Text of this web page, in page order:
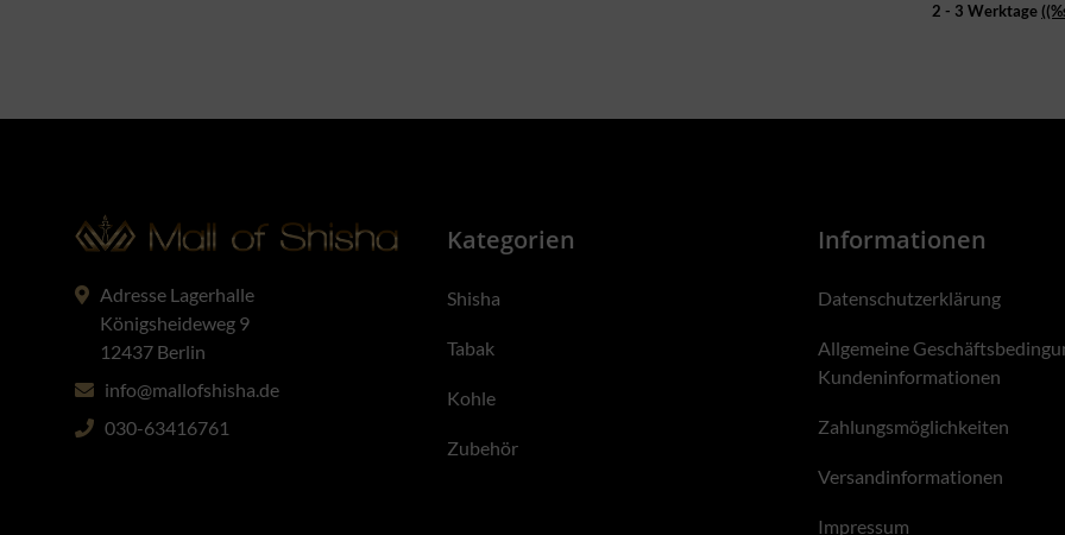
2 - 3 Werktage
Adresse Lagerhalle
Königsheideweg 9
12437 Berlin
info@mallofshisha.de
030-63416761
Kategorien
Shisha
Tabak
Kohle
Zubehör
Informationen
Datenschutzerklärung
Allgemeine
Kundeninformationen
Zahlungsmöglichkeiten
Versandinformationen
Impressum